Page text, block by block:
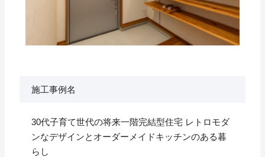
施工事例名
30代子育て世代の将来一階完結型住宅 レトロモダ
ンなデザインとオーダーメイドキッチンのある暮
らし